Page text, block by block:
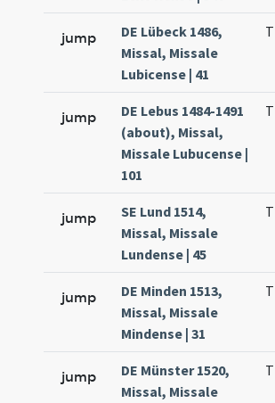
jump
DE Lübeck 1486,
Missal, Missale
Lubicense | 41
T
jump
DE Lebus 1484-1491
(about), Missal,
Missale Lubucense |
101
T
jump
SE Lund 1514,
Missal, Missale
Lundense | 45
T
jump
DE Minden 1513,
Missal, Missale
Mindense | 31
T
jump
DE Münster 1520,
Missal, Missale
T